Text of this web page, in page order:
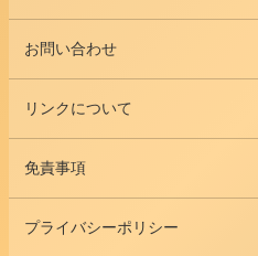
お問い合わせ
リンクについて
免責事項
プライバシーポリシー